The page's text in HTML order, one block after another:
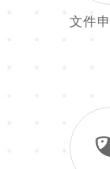
文件